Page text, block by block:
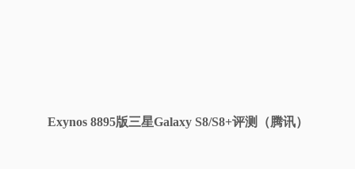
Exynos 8895版三星Galaxy S8/S8+评测（腾讯）